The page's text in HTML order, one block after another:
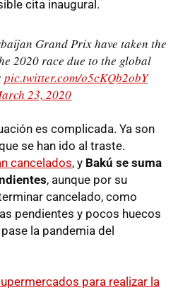
cita inaugural.
Grand Prix have taken the
2020 race due to the global
pic.twitter.com/o5cKQb2obY
23, 2020
es complicada. Ya son
se han ido al traste.
cancelados, y Bakú se suma
, aunque por su
cancelado, como
pendientes y pocos huecos
la pandemia del
para realizar la